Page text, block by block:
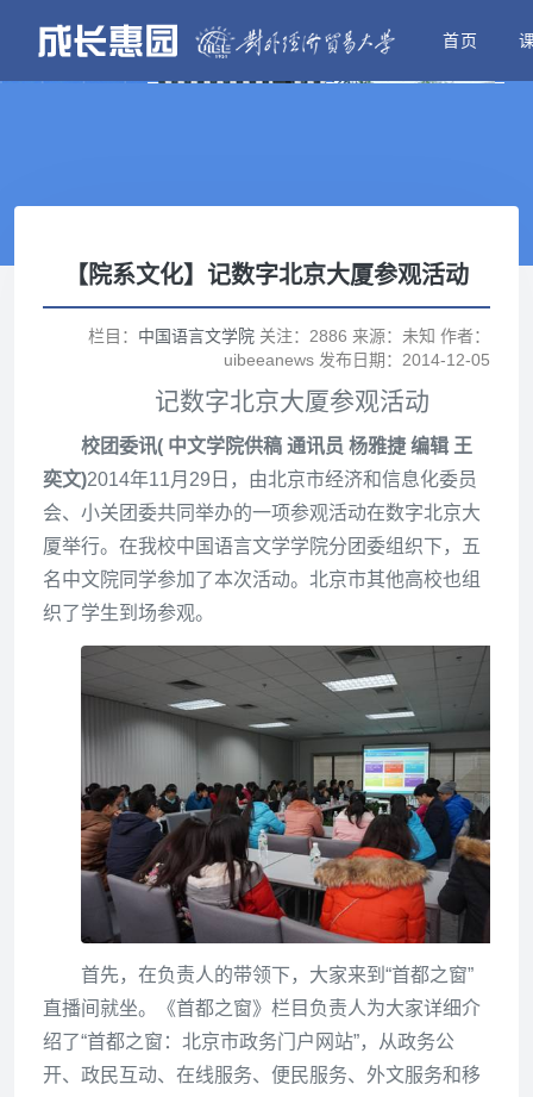
首页
【院系文化】记数字北京大厦参观活动
栏目： 中国语言文学院 关注：2886 来源：未知 作者：
uibeeanews 发布日期：2014-12-05
记数字北京大厦参观活动
校团委讯( 中文学院供稿 通讯员 杨雅捷 编辑 王
奕文)2014年11月29日，由北京市经济和信息化委员
会、小关团委共同举办的一项参观活动在数字北京大
厦举行。在我校中国语言文学学院分团委组织下，五
名中文院同学参加了本次活动。北京市其他高校也组
织了学生到场参观。
首先，在负责人的带领下，大家来到“首都之窗”
直播间就坐。《首都之窗》栏目负责人为大家详细介
绍了“首都之窗：北京市政务门户网站”，从政务公
开、政民互动、在线服务、便民服务、外文服务和移